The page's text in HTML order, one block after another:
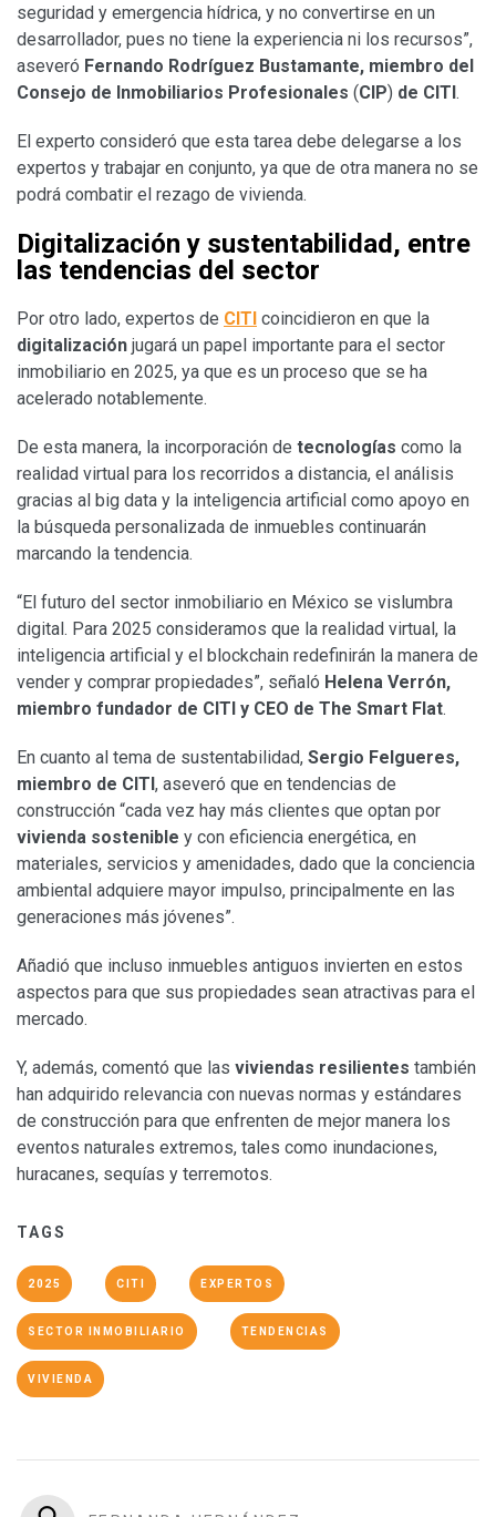
seguridad y emergencia hídrica, y no convertirse en un
desarrollador, pues no tiene la experiencia ni los recursos”,
aseveró Fernando Rodríguez Bustamante, miembro del
Consejo de Inmobiliarios Profesionales (CIP) de CITI.
El experto consideró que esta tarea debe delegarse a los
expertos y trabajar en conjunto, ya que de otra manera no se
podrá combatir el rezago de vivienda.
Digitalización y sustentabilidad, entre
las tendencias del sector
Por otro lado, expertos de CITI coincidieron en que la
digitalización jugará un papel importante para el sector
inmobiliario en 2025, ya que es un proceso que se ha
acelerado notablemente.
De esta manera, la incorporación de tecnologías como la
realidad virtual para los recorridos a distancia, el análisis
gracias al big data y la inteligencia artificial como apoyo en
la búsqueda personalizada de inmuebles continuarán
marcando la tendencia.
“El futuro del sector inmobiliario en México se vislumbra
digital. Para 2025 consideramos que la realidad virtual, la
inteligencia artificial y el blockchain redefinirán la manera de
vender y comprar propiedades”, señaló Helena Verrón,
miembro fundador de CITI y CEO de The Smart Flat.
En cuanto al tema de sustentabilidad, Sergio Felgueres,
miembro de CITI, aseveró que en tendencias de
construcción “cada vez hay más clientes que optan por
vivienda sostenible y con eficiencia energética, en
materiales, servicios y amenidades, dado que la conciencia
ambiental adquiere mayor impulso, principalmente en las
generaciones más jóvenes”.
Añadió que incluso inmuebles antiguos invierten en estos
aspectos para que sus propiedades sean atractivas para el
mercado.
Y, además, comentó que las viviendas resilientes también
han adquirido relevancia con nuevas normas y estándares
de construcción para que enfrenten de mejor manera los
eventos naturales extremos, tales como inundaciones,
huracanes, sequías y terremotos.
TAGS
2025 CITI EXPERTOS
SECTOR INMOBILIARIO TENDENCIAS
VIVIENDA